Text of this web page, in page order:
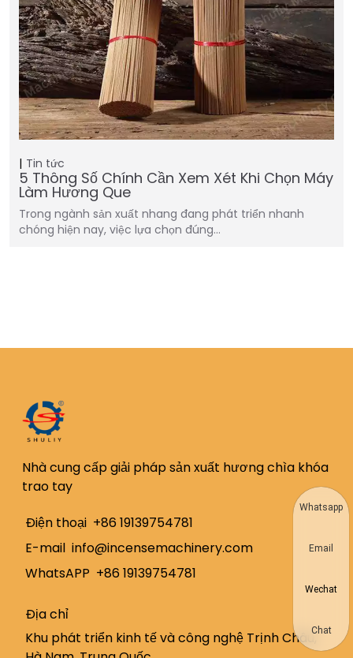
Tin tức
5 Thông Số Chính Cần Xem Xét Khi Chọn Máy
Làm Hương Que
Trong ngành sản xuất nhang đang phát triển nhanh
chóng hiện nay, việc lựa chọn đúng…
Nhà cung cấp giải pháp sản xuất hương chìa khóa
trao tay
Điện thoại +86 19139754781
E-mail info@incensemachinery.com
WhatsAPP +86 19139754781
Địa chỉ
Khu phát triển kinh tế và công nghệ Trịnh Châu,
Whatsapp
Email
Wechat
Chat